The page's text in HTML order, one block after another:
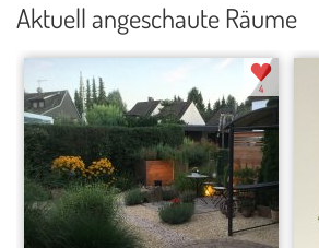
Aktuell angeschaute Räume
4